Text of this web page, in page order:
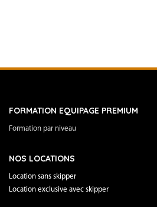
FORMATION EQUIPAGE PREMIUM
Formation par niveau
NOS LOCATIONS
Location sans skipper
Location exclusive avec skipper